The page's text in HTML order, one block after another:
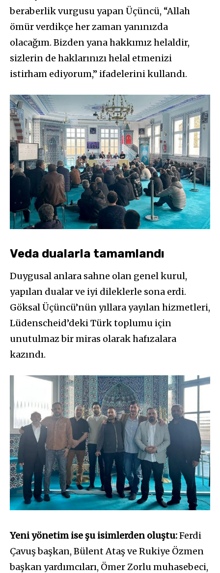
beraberlik vurgusu yapan Üçüncü, “Allah
ömür verdikçe her zaman yanınızda
olacağım. Bizden yana hakkımız helaldir,
sizlerin de haklarınızı helal etmenizi
istirham ediyorum,” ifadelerini kullandı.
Veda dualarla tamamlandı
Duygusal anlara sahne olan genel kurul,
yapılan dualar ve iyi dileklerle sona erdi.
Göksal Üçüncü’nün yıllara yayılan hizmetleri,
Lüdenscheid’deki Türk toplumu için
unutulmaz bir miras olarak hafızalara
kazındı.
Yeni yönetim ise şu isimlerden oluştu:Ferdi
Çavuş başkan, Bülent Ataş ve Rukiye Özmen
başkan yardımcıları, Ömer Zorlu muhasebeci,